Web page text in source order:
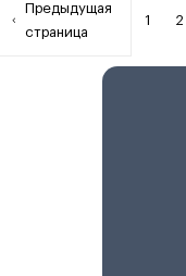
Предыдущая
страница
1 2